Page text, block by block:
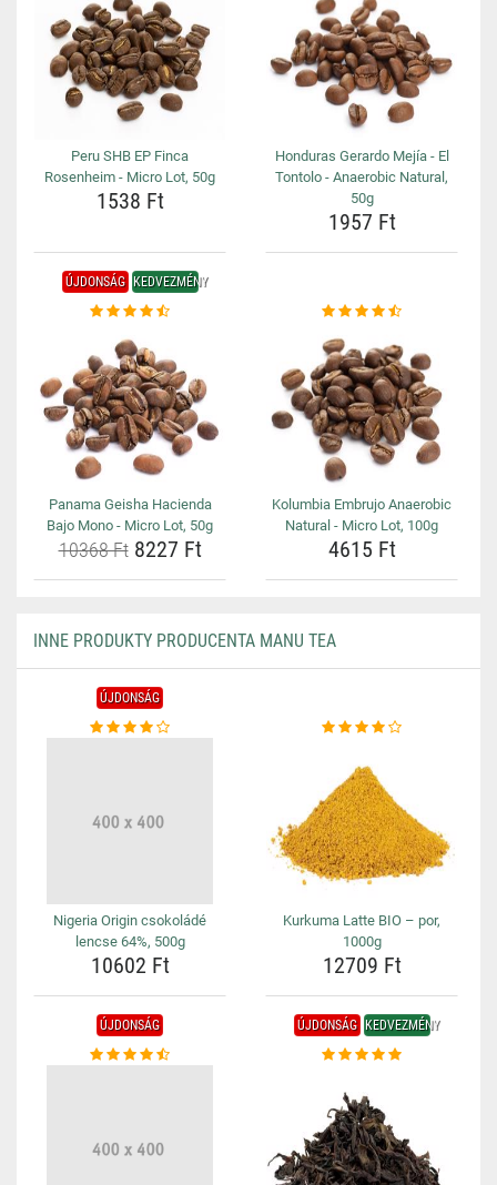
Peru SHB EP Finca
Rosenheim - Micro Lot, 50g
1538 Ft
Honduras Gerardo Mejía - El
Tontolo - Anaerobic Natural,
50g
1957 Ft
ÚJDONSÁG KEDVEZMÉNY
Panama Geisha Hacienda
Bajo Mono - Micro Lot, 50g
10368 Ft8227 Ft
Kolumbia Embrujo Anaerobic
Natural - Micro Lot, 100g
4615 Ft
INNE PRODUKTY PRODUCENTA MANU TEA
ÚJDONSÁG
Nigeria Origin csokoládé
lencse 64%, 500g
10602 Ft
Kurkuma Latte BIO – por,
1000g
12709 Ft
ÚJDONSÁG ÚJDONSÁG KEDVEZMÉNY